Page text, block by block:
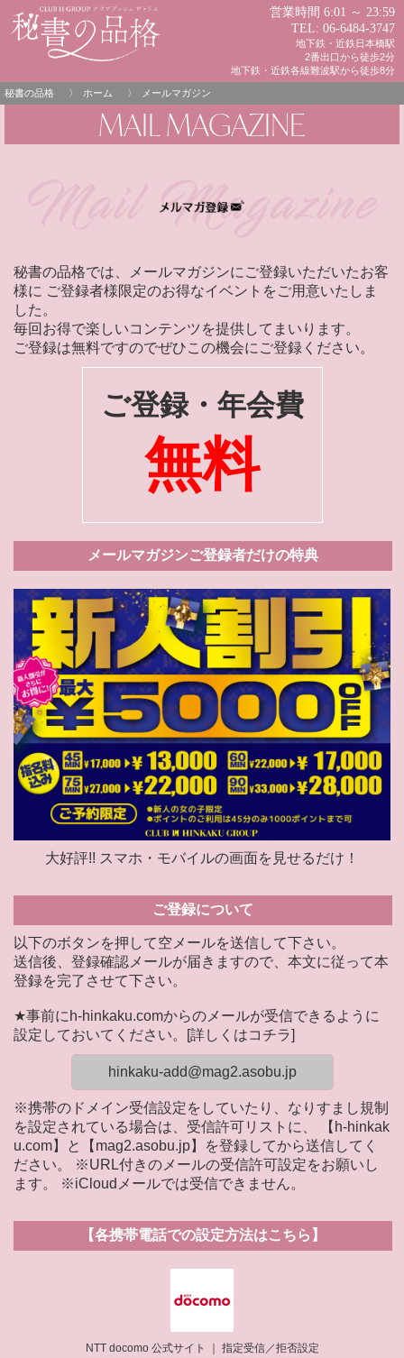
営業時間 6:01 ～ 23:59
TEL: 06-6484-3747
地下鉄・近鉄日本橋駅
2番出口から徒歩2分
地下鉄・近鉄各線難波駅から徒歩8分
秘書の品格 ホーム メールマガジン
MAIL MAGAZINE
秘書の品格では、メールマガジンにご登録いただいたお客
様に ご登録者様限定のお得なイベントをご用意いたしま
した。
毎回お得で楽しいコンテンツを提供してまいります。
ご登録は無料ですのでぜひこの機会にご登録ください。
ご登録・年会費
無料
メールマガジンご登録者だけの特典
大好評!! スマホ・モバイルの画面を見せるだけ！
ご登録について
以下のボタンを押して空メールを送信して下さい。
送信後、登録確認メールが届きますので、本文に従って本
登録を完了させて下さい。
★事前にh-hinkaku.comからのメールが受信できるように
設定しておいてください。[詳しくはコチラ]
hinkaku-add@mag2.asobu.jp
※携帯のドメイン受信設定をしていたり、なりすまし規制
を設定されている場合は、受信許可リストに、 【h-hinkak
u.com】と【mag2.asobu.jp】を登録してから送信してく
ださい。 ※URL付きのメールの受信許可設定をお願いし
ます。 ※iCloudメールでは受信できません。
【各携帯電話での設定方法はこちら】
NTT docomo 公式サイト ｜ 指定受信／拒否設定